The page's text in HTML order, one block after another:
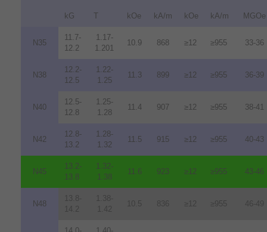
kG T kOe kA/m kOe kA/m MGOe
N35
11.7-
12.2
1.17-
1.201
10.9 868 ≥12 ≥955 33-36
N38
12.2-
12.5
1.22-
1.25
11.3 899 ≥12 ≥955 36-39
N40
12.5-
12.8
1.25-
1.28
11.4 907 ≥12 ≥955 38-41
N42
12.8-
13.2
1.28-
1.32
11.5 915 ≥12 ≥955 40-43
N45
13.2-
13.8
1.32-
1.38
11.6 923 ≥12 ≥955 43-46
N48
13.8-
14.2
1.38-
1.42
10.5 836 ≥12 ≥955 46-49